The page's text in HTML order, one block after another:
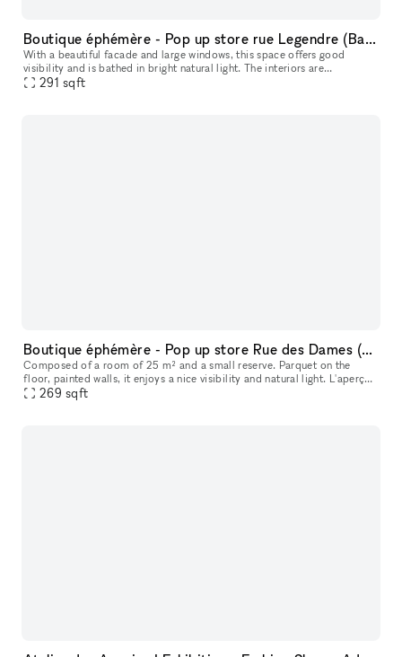
Boutique éphémère - Pop up store rue Legendre (Batignolles)
With a beautiful facade and large windows, this space offers good
visibility and is bathed in bright natural light. The interiors are
contemporary with white walls and wood floors giving the space a
291 sqft
Boutique éphémère - Pop up store Rue des Dames (Batignolles)
Composed of a room of 25 m² and a small reserve. Parquet on the
floor, painted walls, it enjoys a nice visibility and natural light. L'aperçu
du quartier • Au cœur du 17ème arrondissement • Situé à
269 sqft